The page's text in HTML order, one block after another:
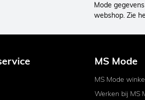
Mode
webshop. Zie
MS Mode
MS Mode
Werken bij MS